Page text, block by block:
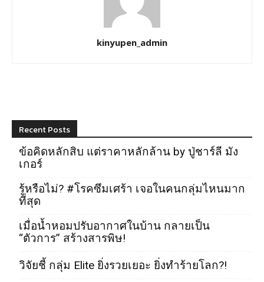
kinyupen_admin
Recent Posts
ข้อคิดหลักสิบ แต่ราคาหลักล้าน by ปู่ชาร์ลี มัง
เกอร์
รู้หรือไม่? #โรคซึมเศร้า เจอในคนกลุ่มไหนมาก
ที่สุด
เมื่อน้ำหอมปรับอากาศในบ้าน กลายเป็น
“ตัวการ” สร้างสารพิษ!
วิจัยชี้ กลุ่ม Elite ยิ่งรวยเยอะ ยิ่งทำร้ายโลก?!